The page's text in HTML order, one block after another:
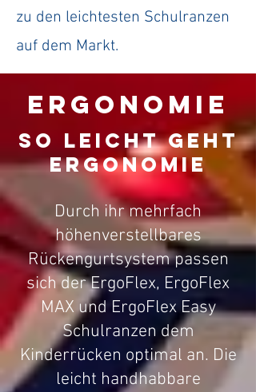
zu den leichtesten Schulranzen
auf dem Markt.
Ergonomie
So leicht geht
Ergonomie
Durch ihr mehrfach
höhenverstellbares
Rückengurtsystem passen
sich der ErgoFlex, ErgoFlex
MAX und ErgoFlex Easy
Schulranzen dem
Kinderrücken optimal an. Die
leicht handhabbare